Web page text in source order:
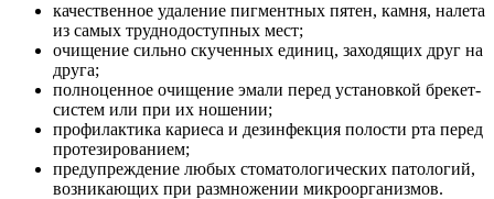
качественное удаление пигментных пятен, камня, налета
из самых труднодоступных мест;
очищение сильно скученных единиц, заходящих друг на
друга;
полноценное очищение эмали перед установкой брекет-
систем или при их ношении;
профилактика кариеса и дезинфекция полости рта перед
протезированием;
предупреждение любых стоматологических патологий,
возникающих при размножении микроорганизмов.